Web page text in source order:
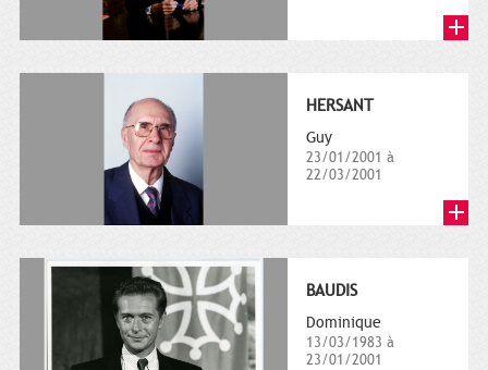
HERSANT
Guy
23/01/2001 à
22/03/2001
BAUDIS
Dominique
13/03/1983 à
23/01/2001